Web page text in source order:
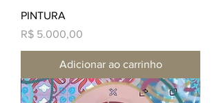
PINTURA
Preço
R$ 5.000,00
Adicionar ao carrinho